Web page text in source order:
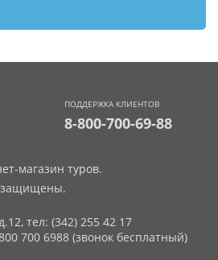
ПОДДЕРЖКА КЛИЕНТОВ
8-800-700-69-88
магазин туров.
защищены.
тел: (342) 255 42 17
700 6988 (звонок бесплатный)